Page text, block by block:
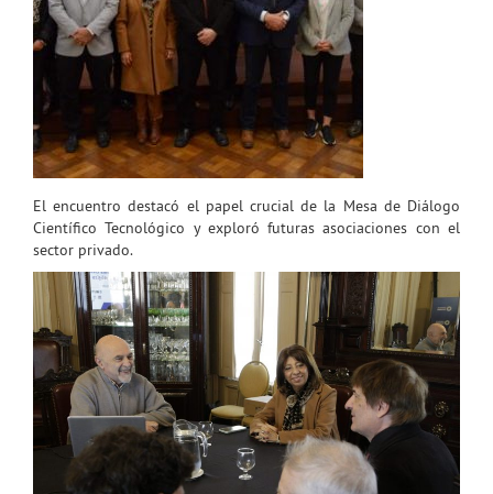
El encuentro destacó el papel crucial de la Mesa de Diálogo
Científico Tecnológico y exploró futuras asociaciones con el
sector privado.